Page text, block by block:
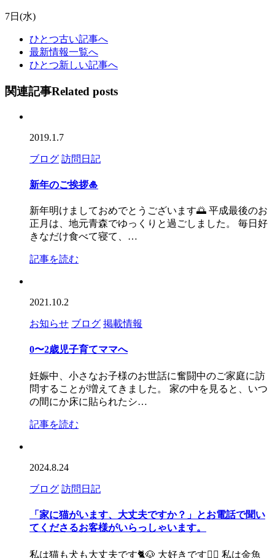
7日(水)
ひとつ古い記事へ
最新情報一覧へ
ひとつ新しい記事へ
関連記事Related posts
2019.1.7
ブログ 訪問日記
新年のご挨拶🎍
新年明けましておめでとうございます🌅 平成最後のお
正月は、地元青森でゆっくりと過ごしました。 毎日好
きなだけ食べて寝て、…
記事を読む
2021.10.2
お知らせ ブログ 掲載情報
0〜2歳児子育てママへ
妊娠中、小さなお子様のお世話に奮闘中のご家庭に訪
問することが増えてきました。 家の中を見ると、いつ
の間にか床に貼られたシ…
記事を読む
2024.8.24
ブログ 訪問日記
「家に猫がいます、大丈夫ですか？」とお電話で聞い
てくださるお客様がいらっしゃいます。
私は猫も犬も大丈夫です🐈🐶 大好きです🙆‍♀️ 私は金魚